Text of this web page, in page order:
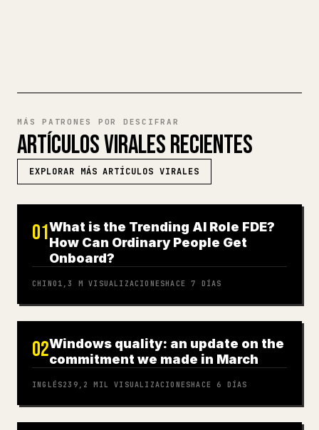
MÁS PATRONES POR DESCIFRAR
ARTÍCULOS VIRALES RECIENTES
EXPLORAR MÁS ARTÍCULOS VIRALES
01What is the Trending AI Role FDE?
How Can Ordinary People Get
Onboard?
CHINO 1,3 M VISUALIZACIONESHACE 7 DÍAS
02Windows quality: an update on the
commitment we made in March
INGLÉS239,2 MIL VISUALIZACIONESHACE 6 DÍAS